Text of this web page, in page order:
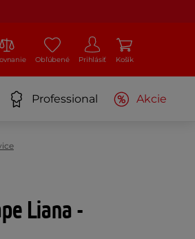
Obľúbené Prihlásiť Košík
Professional Akcie
Liana -